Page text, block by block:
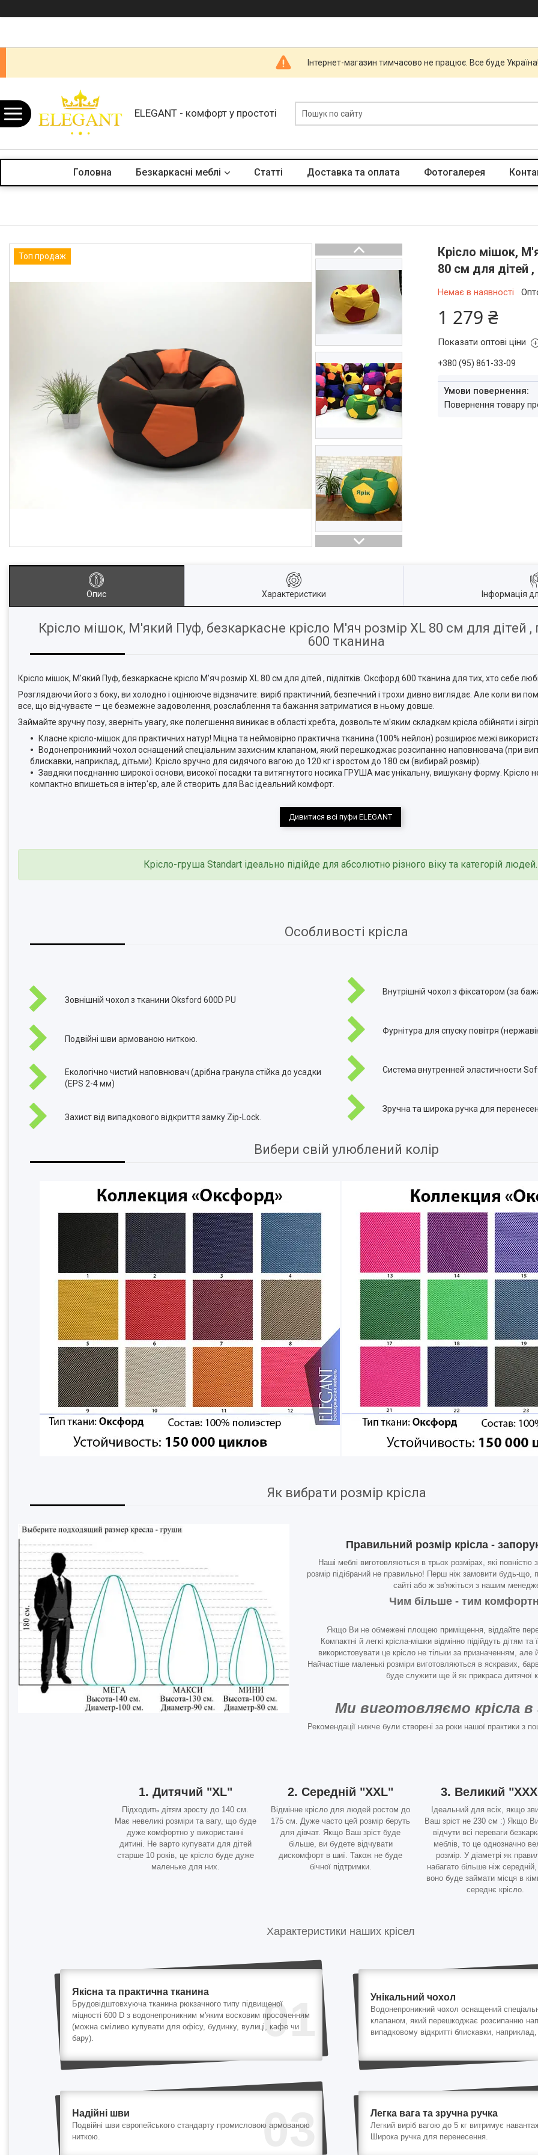
Інтернет-магазин тимчасово не працює. Все буде
ELEGANT - комфорт у простоті
Головна Безкаркасні меблі Статті Доставка та оплата Фотогалерея
Топ продаж
Крісло мішок,
80 см для дітей ,
Немає в наявності
1 279 ₴
Показати оптові ціни
+380 (95) 861-33-09
повернення товару
Опис Характеристики Інформація
Крісло мішок, М'який Пуф, безкаркасне крісло М'яч розмір XL 80 см для дітей ,
600 тканина
Крісло мішок, М'який Пуф, безкаркасне крісло М'яч розмір XL 80 см для дітей , підлітків. Оксфорд 600 тканина для тих, хто себе
Розглядаючи його з боку, ви холодно і оцінююче відзначите: виріб практичний, безпечний і трохи дивно виглядає. Але коли ви
все, що відчуваєте — це безмежне задоволення, розслаблення та бажання затриматися в ньому довше.
Займайте зручну позу, зверніть увагу, яке полегшення виникає в області хребта, дозвольте м'яким складкам крісла обійняти і
Класне крісло-мішок для практичних натур! Міцна та неймовірно практична тканина (100% нейлон) розширює межі
Водонепроникний чохол оснащений спеціальним захисним клапаном, який перешкоджає розсипанню наповнювача (при
блискавки, наприклад, дітьми). Крісло зручно для сидячого вагою до 120 кг і зростом до 180 см (вибирай розмір).
Завдяки поєднанню широкої основи, високої посадки та витягнутого носика ГРУША має унікальну, вишукану форму. Крісло
компактно впишеться в інтер'єр, але й створить для Вас ідеальний комфорт.
Дивитися всі пуфи ELEGANT
Крісло-груша Standart ідеально підійде для абсолютно різного віку та категорій людей.
Особливості крісла
Зовнішній чохол з тканини Oksford 600D PU
Подвійні шви армованою ниткою.
Екологічно чистий наповнювач (дрібна гранула стійка до усадки
(EPS 2-4 мм)
Захист від випадкового відкриття замку Zip-Lock.
Внутрішній чохол з фіксатором (за
Фурнітура для спуску повітря
Система внутренней эластичности
Зручна та широка ручка для
Вибери свій улюблений колір
Як вибрати розмір крісла
Правильний розмір крісла -
Наші меблі виготовляються в трьох розмірах, які
розмір підібраний не правильно! Перш ніж замовити будь-що,
сайті або ж зв'яжіться з нашим
Чим більше - тим
Якщо Ви не обмежені площею приміщення, віддайте
Компактні й легкі крісла-мішки відмінно підійдуть дітям
використовувати це крісло не тільки за призначенням, але
Найчастіше маленькі розміри виготовляються в яскравих,
буде служити ще й як прикраса дитячої
Ми виготовляємо крісла в
Рекомендації нижче були створені за роки нашої практики з
1. Дитячий "XL"
Підходить дітям зросту до 140 см.
Має невеликі розміри та вагу, що буде
дуже комфортно у використанні
дитині. Не варто купувати для дітей
старше 10 років, це крісло буде дуже
маленьке для них.
2. Середній "XXL"
Відмінне крісло для людей ростом до
175 см. Дуже часто цей розмір беруть
для дівчат. Якщо Ваш зріст буде
більше, ви будете відчувати
дискомфорт в шиї. Також не буде
бічної підтримки.
3. Великий
Ідеальний для всіх, якщо
Ваш зріст не 230 см :) Якщо
відчути всі переваги
меблів, то це однозначно
розмір. У діаметрі як
набагато більше ніж
воно буде займати місця в
середнє крісло.
Характеристики наших крісел
01
Якісна та практична тканина
Брудовідштовхуюча тканина рюкзачного типу підвищеної
міцності 600 D з водонепроникним м'яким восковим просоченням
(можна сміливо купувати для офісу, будинку, вулиці, кафе чи
бару).
Унікальний чохол
Водонепроникний чохол оснащений
клапаном, який перешкоджає розсипанню
випадковому відкритті блискавки,
03
Надійні шви
Подвійні шви європейського стандарту промисловою армованою
ниткою.
Легка вага та зручна ручка
Легкий виріб вагою до 5 кг витримує
Широка ручка для перенесення.